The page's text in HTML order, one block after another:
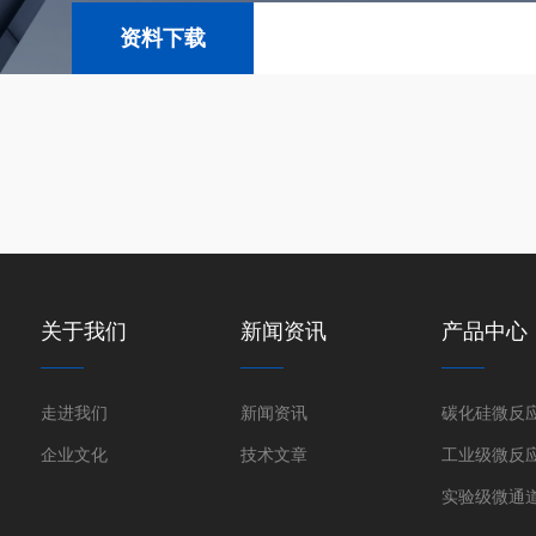
资料下载
关于我们
走进我们
企业文化
新闻资讯
新闻资讯
技术文章
产品中心
碳化硅微反
工业级微反
实验级微通